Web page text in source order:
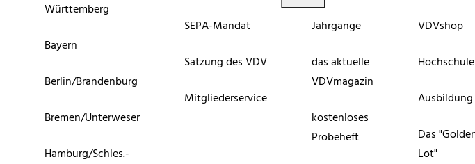
Württemberg
Bayern
Berlin/Brandenburg
Bremen/Unterweser
Hamburg/Schles.-
SEPA-Mandat
Satzung des VDV
Mitgliederservice
Jahrgänge
das aktuelle
VDVmagazin
kostenloses
Probeheft
VDVshop
Ausbildung
Das
Lot"